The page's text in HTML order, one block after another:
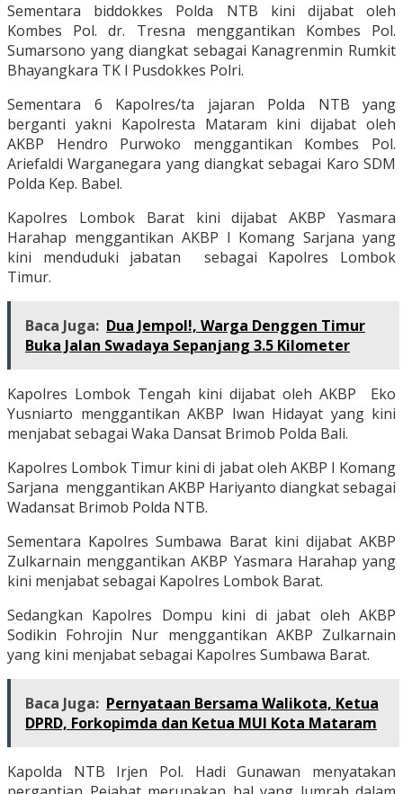
Sementara biddokkes Polda NTB kini dijabat oleh
Kombes Pol. dr. Tresna menggantikan Kombes Pol.
Sumarsono yang diangkat sebagai Kanagrenmin Rumkit
Bhayangkara TK I Pusdokkes Polri.
Sementara 6 Kapolres/ta jajaran Polda NTB yang
berganti yakni Kapolresta Mataram kini dijabat oleh
AKBP Hendro Purwoko menggantikan Kombes Pol.
Ariefaldi Warganegara yang diangkat sebagai Karo SDM
Polda Kep. Babel.
Kapolres Lombok Barat kini dijabat AKBP Yasmara
Harahap menggantikan AKBP I Komang Sarjana yang
kini menduduki jabatan sebagai Kapolres Lombok
Timur.
Baca Juga: Dua Jempol!, Warga Denggen Timur
Buka Jalan Swadaya Sepanjang 3.5 Kilometer
Kapolres Lombok Tengah kini dijabat oleh AKBP Eko
Yusniarto menggantikan AKBP Iwan Hidayat yang kini
menjabat sebagai Waka Dansat Brimob Polda Bali.
Kapolres Lombok Timur kini di jabat oleh AKBP I Komang
Sarjana menggantikan AKBP Hariyanto diangkat sebagai
Wadansat Brimob Polda NTB.
Sementara Kapolres Sumbawa Barat kini dijabat AKBP
Zulkarnain menggantikan AKBP Yasmara Harahap yang
kini menjabat sebagai Kapolres Lombok Barat.
Sedangkan Kapolres Dompu kini di jabat oleh AKBP
Sodikin Fohrojin Nur menggantikan AKBP Zulkarnain
yang kini menjabat sebagai Kapolres Sumbawa Barat.
Baca Juga: Pernyataan Bersama Walikota, Ketua
DPRD, Forkopimda dan Ketua MUI Kota Mataram
Kapolda NTB Irjen Pol. Hadi Gunawan menyatakan